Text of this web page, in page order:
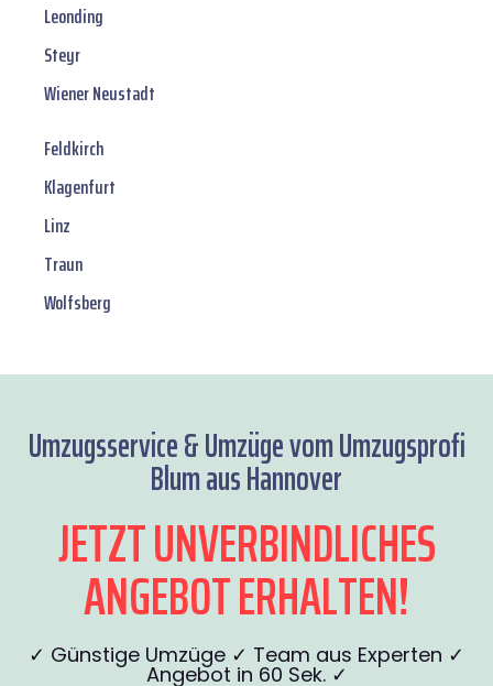
Leonding
Steyr
Wiener Neustadt
Feldkirch
Klagenfurt
Linz
Traun
Wolfsberg
Umzugsservice & Umzüge vom Umzugsprofi
Blum aus Hannover
JETZT UNVERBINDLICHES
ANGEBOT ERHALTEN!
✓ Günstige Umzüge ✓ Team aus Experten ✓
Angebot in 60 Sek. ✓